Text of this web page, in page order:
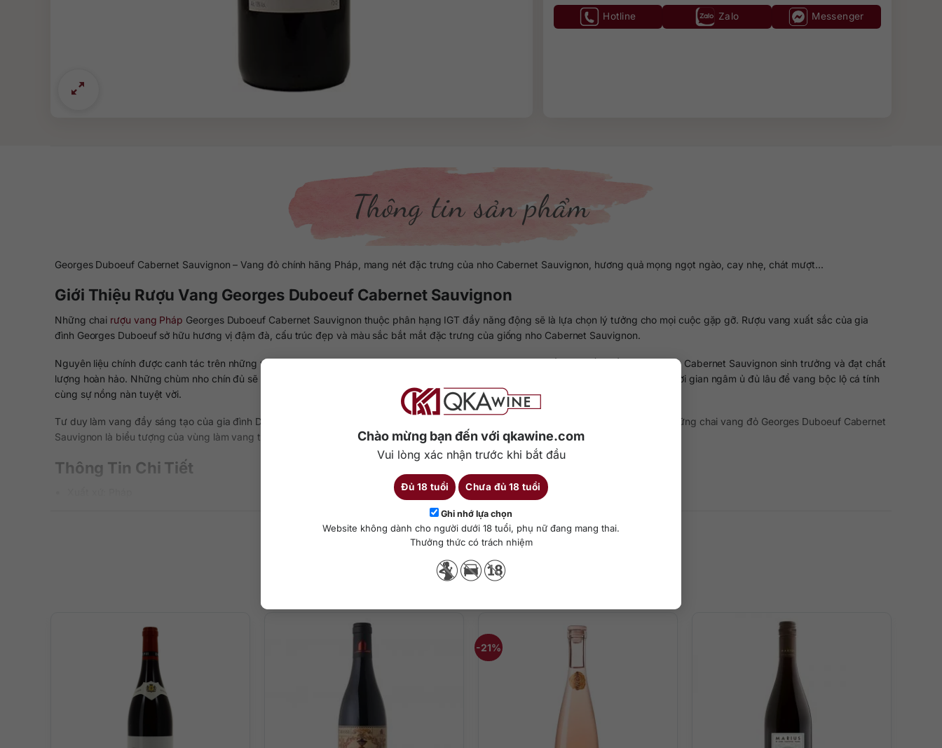
Chào mừng bạn đến với qkawine.com
Vui lòng xác nhận trước khi bắt đầu
Đủ 18 tuổi Chưa đủ 18 tuổi
Ghi nhớ lựa chọn
Website không dành cho người dưới 18 tuổi, phụ nữ đang mang thai.
Thưởng thức có trách nhiệm
Hotline Zalo Messenger
Thông tin sản phẩm
Georges Duboeuf Cabernet Sauvignon – Vang đỏ chính hãng Pháp, mang nét đặc trưng của nho Cabernet Sauvignon, hương quả mọng ngọt ngào, cay nhẹ, chát mượt…
Giới Thiệu Rượu Vang Georges Duboeuf Cabernet Sauvignon
Những chai rượu vang Pháp Georges Duboeuf Cabernet Sauvignon thuộc phân hạng IGT đầy năng động sẽ là lựa chọn lý tưởng cho mọi cuộc gặp gỡ. Rượu vang xuất sắc của gia
đình Georges Duboeuf sở hữu hương vị đậm đà, cấu trúc đẹp và màu sắc bắt mắt đặc trưng của giống nho Cabernet Sauvignon.
Nguyên liệu chính được canh tác trên những vườn nho South West (thuộc vùng Languedoc-Roussillon), tạo điều kiện tốt nhất cho cây nho Cabernet Sauvignon sinh trưởng và đạt chất
lượng hoàn hảo. Những chùm nho chín đủ sẽ được thu hoạch thủ công, ép nước, lên men và ủ trong những thùng gỗ sồi lớn của Pháp. Thời gian ngâm ủ đủ lâu để vang bộc lộ cá tính
cùng sự nồng nàn tuyệt vời.
Tư duy làm vang đầy sáng tạo của gia đình Duboeuf đã nhanh chóng tạo sự kết nối mạnh mẽ với hơn 40 nhà làm vang tại khu vực. Và những chai vang đỏ Georges Duboeuf Cabernet
Sauvignon là biểu tượng của vùng làm vang thú vị này.
Thông Tin Chi Tiết
Quy cách: Thùng 6 chai
Mô Tả Hương Vị Vang
Georges Duboeuf Cabernet Sauvignon là chai vang đỏ đầy hương vị, bộc lộ tối đa nét đẹp của giống nho Cabernet Sauvignon. Hương thơm trái cây phong phú, độ axit cân bằng,
tannin tinh xảo, kết cấu vang chặt chẽ, dư vị sâu lắng kéo dài rất lâu sau khi thưởng thức.
Trên vòm miệng tan tỏa những nốt hương hoa quả thơm ngon, đậm đà với dâu tây, anh đào đỏ, một ít quả mâm xôi và quả táo. Xen lẫn cả vị cay nhẹ của hạt tiêu đen, có chút mùi vị
Chi tiết
Sản phẩm tương tự
-21%